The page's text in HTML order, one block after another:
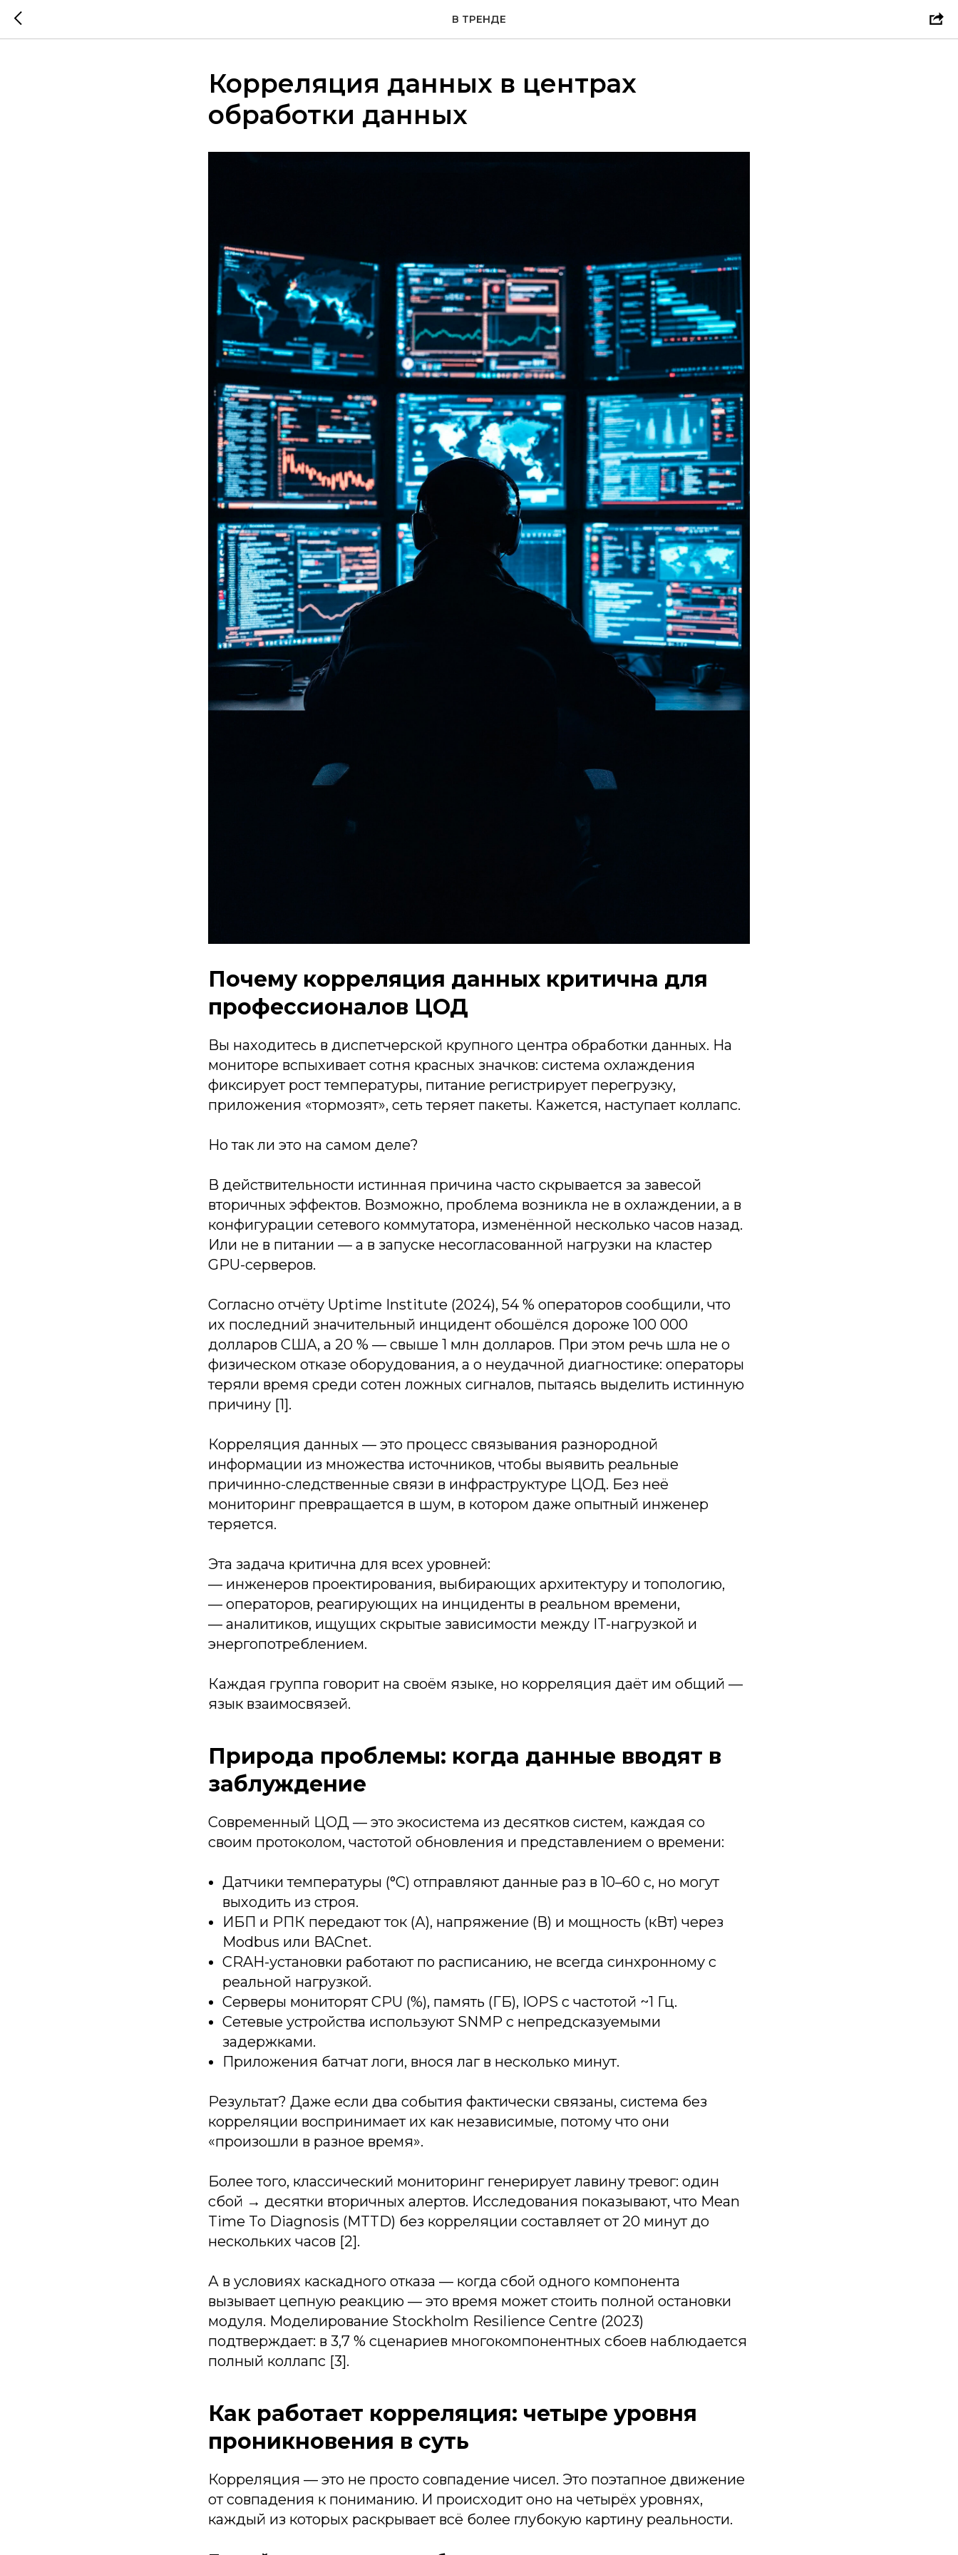
В ТРЕНДЕ
Корреляция данных в центрах
обработки данных
Почему корреляция данных критична для
профессионалов ЦОД
Вы находитесь в диспетчерской крупного центра обработки данных. На
мониторе вспыхивает сотня красных значков: система охлаждения
фиксирует рост температуры, питание регистрирует перегрузку,
приложения «тормозят», сеть теряет пакеты. Кажется, наступает коллапс.
Но так ли это на самом деле?
В действительности истинная причина часто скрывается за завесой
вторичных эффектов. Возможно, проблема возникла не в охлаждении, а в
конфигурации сетевого коммутатора, изменённой несколько часов назад.
Или не в питании — а в запуске несогласованной нагрузки на кластер
GPU-серверов.
Согласно отчёту Uptime Institute (2024), 54 % операторов сообщили, что
их последний значительный инцидент обошёлся дороже 100 000
долларов США, а 20 % — свыше 1 млн долларов. При этом речь шла не о
физическом отказе оборудования, а о неудачной диагностике: операторы
теряли время среди сотен ложных сигналов, пытаясь выделить истинную
причину [1].
Корреляция данных — это процесс связывания разнородной
информации из множества источников, чтобы выявить реальные
причинно-следственные связи в инфраструктуре ЦОД. Без неё
мониторинг превращается в шум, в котором даже опытный инженер
теряется.
Эта задача критична для всех уровней:
— инженеров проектирования, выбирающих архитектуру и топологию,
— операторов, реагирующих на инциденты в реальном времени,
— аналитиков, ищущих скрытые зависимости между IT-нагрузкой и
энергопотреблением.
Каждая группа говорит на своём языке, но корреляция даёт им общий —
язык взаимосвязей.
Природа проблемы: когда данные вводят в
заблуждение
Современный ЦОД — это экосистема из десятков систем, каждая со
своим протоколом, частотой обновления и представлением о времени:
Датчики температуры (°C) отправляют данные раз в 10–60 с, но могут
выходить из строя.
ИБП и РПК передают ток (А), напряжение (В) и мощность (кВт) через
Modbus или BACnet.
CRAH-установки работают по расписанию, не всегда синхронному с
реальной нагрузкой.
Серверы мониторят CPU (%), память (ГБ), IOPS с частотой ~1 Гц.
Сетевые устройства используют SNMP с непредсказуемыми
задержками.
Приложения батчат логи, внося лаг в несколько минут.
Результат? Даже если два события фактически связаны, система без
корреляции воспринимает их как независимые, потому что они
«произошли в разное время».
Более того, классический мониторинг генерирует лавину тревог: один
сбой → десятки вторичных алертов. Исследования показывают, что Mean
Time To Diagnosis (MTTD) без корреляции составляет от 20 минут до
нескольких часов [2].
А в условиях каскадного отказа — когда сбой одного компонента
вызывает цепную реакцию — это время может стоить полной остановки
модуля. Моделирование Stockholm Resilience Centre (2023)
подтверждает: в 3,7 % сценариев многокомпонентных сбоев наблюдается
полный коллапс [3].
Как работает корреляция: четыре уровня
проникновения в суть
Корреляция — это не просто совпадение чисел. Это поэтапное движение
от совпадения к пониманию. И происходит оно на четырёх уровнях,
каждый из которых раскрывает всё более глубокую картину реальности.